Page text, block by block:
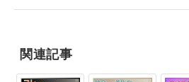
関連記事